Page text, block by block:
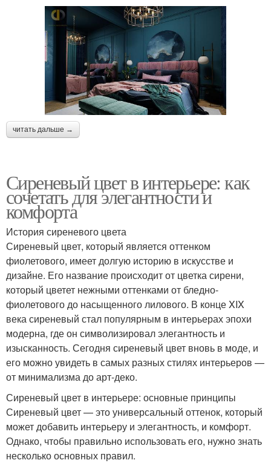
читать дальше →
Сиреневый цвет в интерьере: как
сочетать для элегантности и
комфорта
История сиреневого цвета
Сиреневый цвет, который является оттенком
фиолетового, имеет долгую историю в искусстве и
дизайне. Его название происходит от цветка сирени,
который цветет нежными оттенками от бледно-
фиолетового до насыщенного лилового. В конце XIX
века сиреневый стал популярным в интерьерах эпохи
модерна, где он символизировал элегантность и
изысканность. Сегодня сиреневый цвет вновь в моде, и
его можно увидеть в самых разных стилях интерьеров —
от минимализма до арт-деко.
Сиреневый цвет в интерьере: основные принципы
Сиреневый цвет — это универсальный оттенок, который
может добавить интерьеру и элегантность, и комфорт.
Однако, чтобы правильно использовать его, нужно знать
несколько основных правил.